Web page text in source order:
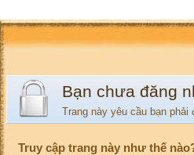
Bạn chưa đăng
Trang này yêu cầu bạn
Truy cập trang này như thế